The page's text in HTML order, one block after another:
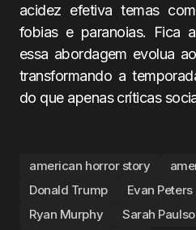
acidez efetiva temas
fobias e paranoias. Fica
essa abordagem evolua
transformando a
do que apenas críticas
american horror story
Donald Trump
Evan Peters
Ryan Murphy
Sarah